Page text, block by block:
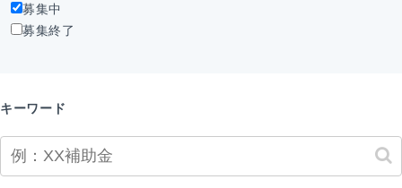
募集中
募集終了
キーワード